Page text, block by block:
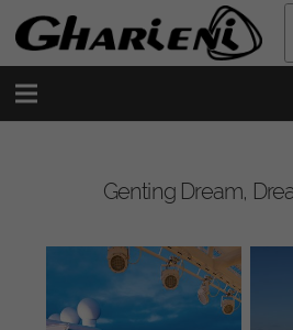
Genting Dream,